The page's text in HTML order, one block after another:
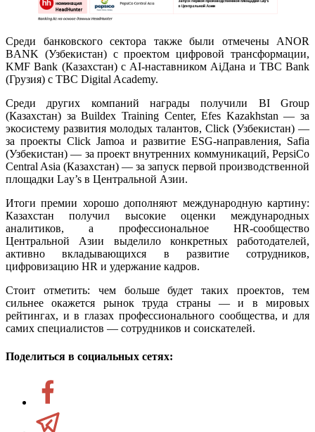
Среди банковского сектора также были отмечены ANOR
BANK (Узбекистан) с проектом цифровой трансформации,
KMF Bank (Казахстан) с AI-наставником AiДана и TBC Bank
(Грузия) с TBC Digital Academy.
Среди других компаний награды получили BI Group
(Казахстан) за Buildex Training Center, Efes Kazakhstan — за
экосистему развития молодых талантов, Click (Узбекистан) —
за проекты Click Jamoa и развитие ESG-направления, Safia
(Узбекистан) — за проект внутренних коммуникаций, PepsiCo
Central Asia (Казахстан) — за запуск первой производственной
площадки Lay’s в Центральной Азии.
Итоги премии хорошо дополняют международную картину:
Казахстан получил высокие оценки международных
аналитиков, а профессиональное HR-сообщество
Центральной Азии выделило конкретных работодателей,
активно вкладывающихся в развитие сотрудников,
цифровизацию HR и удержание кадров.
Стоит отметить: чем больше будет таких проектов, тем
сильнее окажется рынок труда страны — и в мировых
рейтингах, и в глазах профессионального сообщества, и для
самих специалистов — сотрудников и соискателей.
Поделиться в социальных сетях: